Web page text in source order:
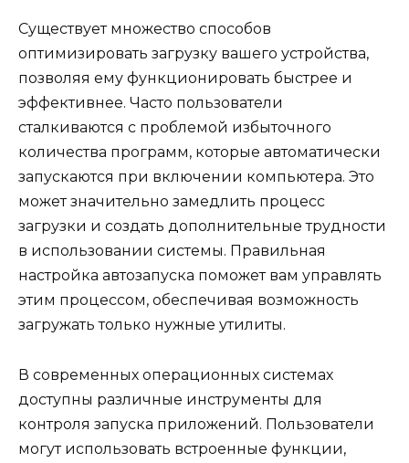
Существует множество способов
оптимизировать загрузку вашего устройства,
позволяя ему функционировать быстрее и
эффективнее. Часто пользователи
сталкиваются с проблемой избыточного
количества программ, которые автоматически
запускаются при включении компьютера. Это
может значительно замедлить процесс
загрузки и создать дополнительные трудности
в использовании системы. Правильная
настройка автозапуска поможет вам управлять
этим процессом, обеспечивая возможность
загружать только нужные утилиты.
В современных операционных системах
доступны различные инструменты для
контроля запуска приложений. Пользователи
могут использовать встроенные функции,